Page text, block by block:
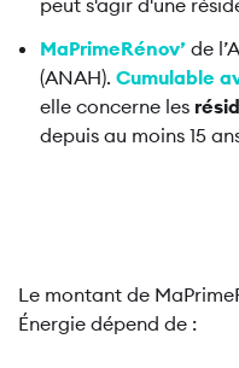
peut s'agir d'une
MaPrimeRénov’ de
(ANAH). Cumulable
elle concerne les
depuis au moins 15
Le montant de
Énergie dépend de :